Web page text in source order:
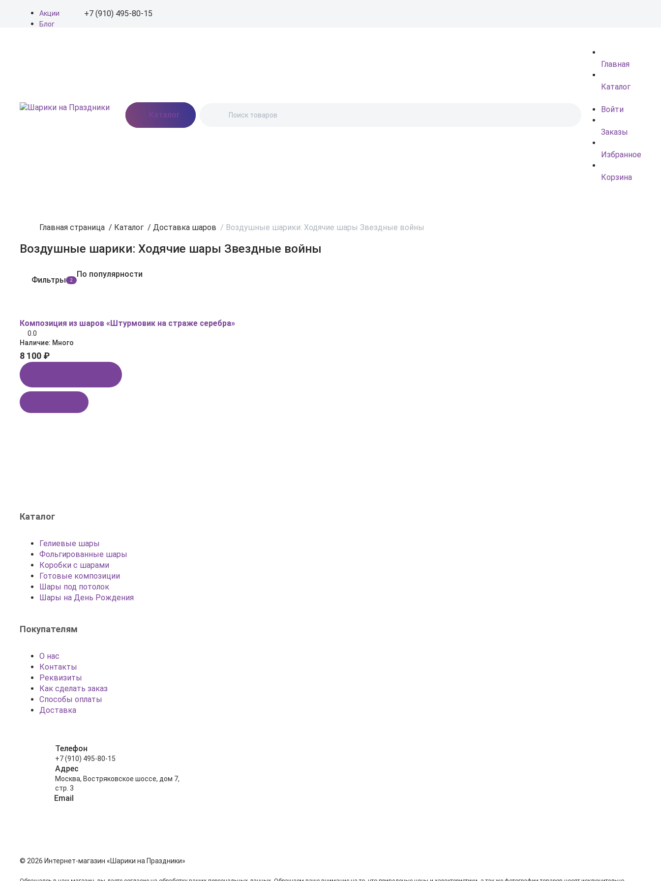
Акции
Блог
+7 (910) 495-80-15
Москва, Востряковское
шоссе, дом 7, стр. 3
Каталог
Главная
Каталог
Войти
Заказы
Избранное
Корзина
Главная страница / Каталог / Доставка шаров / Воздушные шарики: Ходячие шары Звездные войны
Воздушные шарики: Ходячие шары Звездные войны
Фильтры 2
По популярности
Композиция из шаров «Штурмовик на страже серебра»
0.0
Наличие: Много
8 100 ₽
Каталог
Гелиевые шары
Фольгированные шары
Коробки с шарами
Готовые композиции
Шары под потолок
Шары на День Рождения
Покупателям
О нас
Контакты
Реквизиты
Как сделать заказ
Способы оплаты
Доставка
Телефон
+7 (910) 495-80-15
Адрес
Москва, Востряковское шоссе, дом 7,
стр. 3
Email
© 2026 Интернет-магазин «Шарики на Праздники»